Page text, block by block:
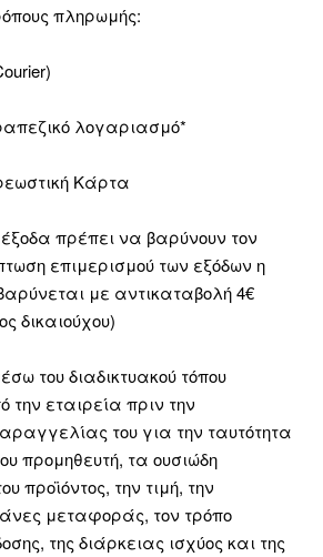
πληρωμής:
λογαριασμό*
Κάρτα
πρέπει να βαρύνουν τον
επιμερισμού των εξόδων η
με αντικαταβολή 4€
δικαιούχου)
του διαδικτυακού τόπου
εταιρεία πριν την
του για την ταυτότητα
προμηθευτή, τα ουσιώδη
προϊόντος, την τιμή, την
μεταφοράς, τον τρόπο
της διάρκειας ισχύος και της